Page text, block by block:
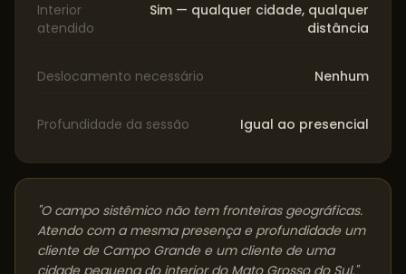
Interior
atendido
Sim — qualquer cidade, qualquer
distância
Deslocamento necessário Nenhum
Profundidade da sessão Igual ao presencial
"O campo sistêmico não tem fronteiras geográficas.
Atendo com a mesma presença e profundidade um
cliente de Campo Grandee um cliente de uma
cidade pequena do interior do Mato Grosso do Sul."